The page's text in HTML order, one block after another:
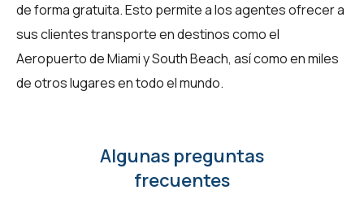
de forma gratuita. Esto permite a los agentes ofrecer a
sus clientes transporte en destinos como el
Aeropuerto de Miami y South Beach, así como en miles
de otros lugares en todo el mundo.
Algunas preguntas
frecuentes